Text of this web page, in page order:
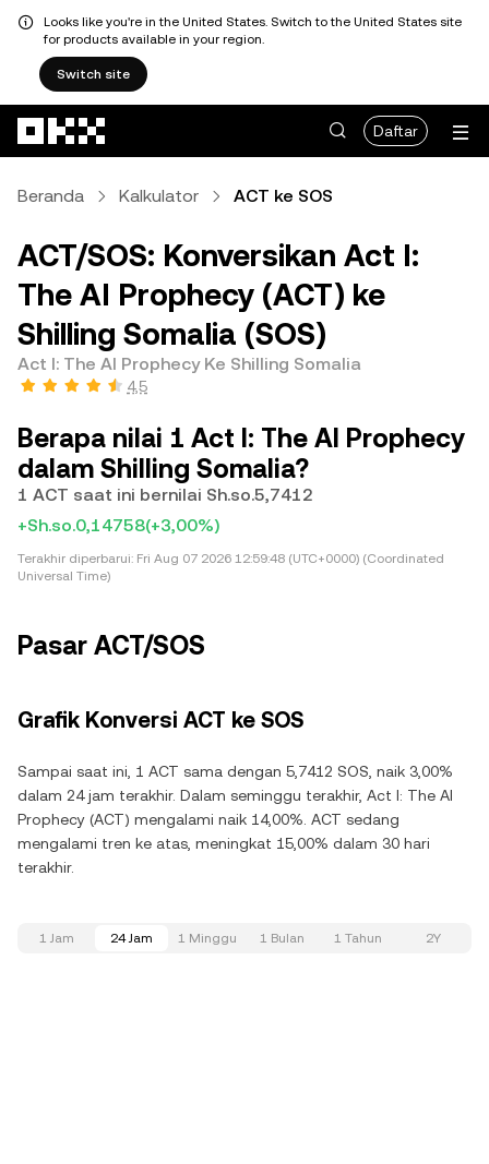
Looks like you're in the United States. Switch to the United States site
for products available in your region.
Switch site
Daftar
Beranda Kalkulator ACT ke SOS
ACT/SOS: Konversikan Act I:
The AI Prophecy (ACT) ke
Shilling Somalia (SOS)
Act I: The AI Prophecy Ke Shilling Somalia
4,5
Berapa nilai 1 Act I: The AI Prophecy
dalam Shilling Somalia?
1 ACT saat ini bernilai Sh.so.5,7412
+Sh.so.0,14758(+3,00%)
Terakhir diperbarui: Fri Aug 07 2026 12:59:48 (UTC+0000) (Coordinated
Universal Time)
Pasar ACT/SOS
Grafik Konversi ACT ke SOS
Sampai saat ini, 1 ACT sama dengan 5,7412 SOS, naik 3,00%
dalam 24 jam terakhir. Dalam seminggu terakhir, Act I: The AI
Prophecy (ACT) mengalami naik 14,00%. ACT sedang
mengalami tren ke atas, meningkat 15,00% dalam 30 hari
terakhir.
1 Jam 24 Jam 1 Minggu 1 Bulan 1 Tahun 2Y